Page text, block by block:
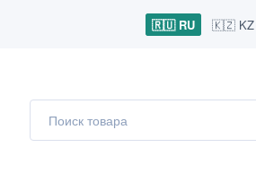
🇷🇺 RU 🇰🇿 KZ